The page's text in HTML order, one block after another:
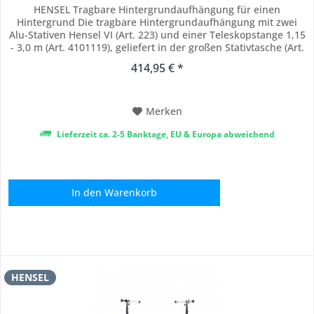
HENSEL Tragbare Hintergrundaufhängung für einen
Hintergrund Die tragbare Hintergrundaufhängung mit zwei
Alu-Stativen Hensel VI (Art. 223) und einer Teleskopstange 1,15
- 3,0 m (Art. 4101119), geliefert in der großen Stativtasche (Art.
(min.), 3,0 m (max.) Antrieb: manuell Anzahl der Achsen: 1
414,95 € *
Merken
Lieferzeit ca. 2-5 Banktage, EU & Europa abweichend
In den Warenkorb
HENSEL